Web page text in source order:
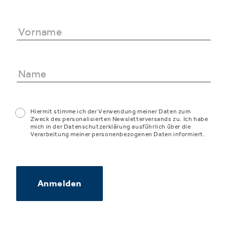
Hiermit stimme ich der Verwendung meiner Daten zum
Zweck des personalisierten Newsletterversands zu. Ich habe
mich in der Datenschutzerklärung ausführlich über die
Verarbeitung meiner personenbezogenen Daten informiert.
Anmelden